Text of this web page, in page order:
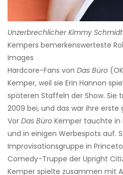
Unzerbrechlicher Kimmy Schmidt
Kempers bemerkenswerteste
Images
Hardcore-Fans von Das Büro
Kemper, weil sie Erin Hannon
späteren Staffeln der Show. Sie
2009 bei, und das war ihre erste
Vor Das Büro Kemper tauchte in
und in einigen Werbespots auf.
Improvisationsgruppe in
Comedy-Truppe der Upright
Kemper spielte zusammen mit